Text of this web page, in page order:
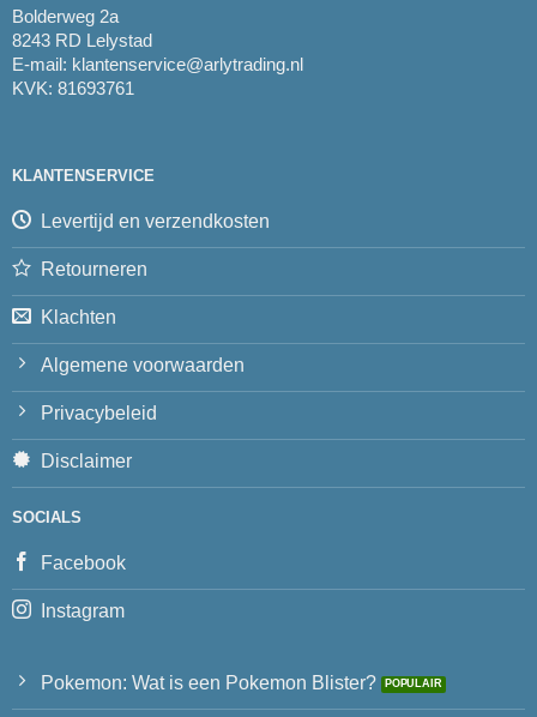
Bolderweg 2a
8243 RD Lelystad
E-mail: klantenservice@arlytrading.nl
KVK: 81693761
KLANTENSERVICE
Levertijd en verzendkosten
Retourneren
Klachten
Algemene voorwaarden
Privacybeleid
Disclaimer
SOCIALS
Facebook
Instagram
Pokemon: Wat is een Pokemon Blister?